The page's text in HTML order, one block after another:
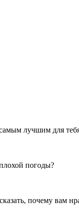
лучшим для
погоды?
почему вам